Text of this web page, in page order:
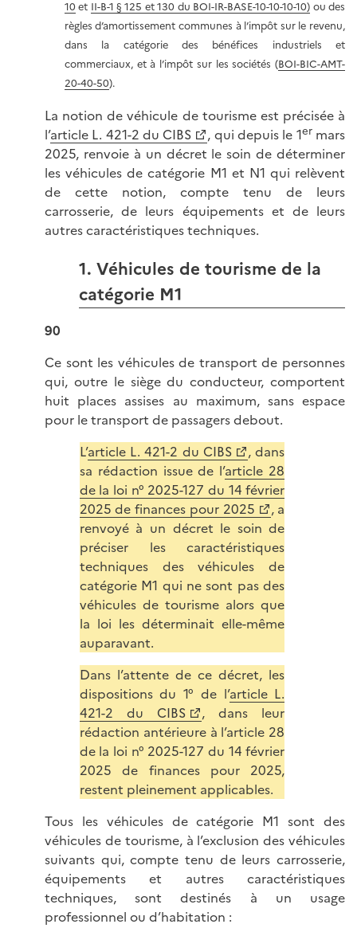
10et II-B-1 § 125 et 130 du BOI-IR-BASE-10-10-10-10) ou des
règles d’amortissement communes à l’impôt sur le revenu,
dans la catégorie des bénéfices industriels et
commerciaux, et à l’impôt sur les sociétés (BOI-BIC-AMT-
20-40-50).
La notion de véhicule de tourisme est précisée à
l’article L. 421-2 du CIBS , qui depuis le 1ermars
2025, renvoie à un décret le soin de déterminer
les véhicules de catégorie M1 et N1 qui relèvent
de cette notion, compte tenu de leurs
carrosserie, de leurs équipements et de leurs
autres caractéristiques techniques.
1. Véhicules de tourisme de la
catégorie M1
90
Ce sont les véhicules de transport de personnes
qui, outre le siège du conducteur, comportent
huit places assises au maximum, sans espace
pour le transport de passagers debout.
L’article L. 421-2 du CIBS
, dans
sa rédaction issue de l’article 28
de la loi n° 2025-127 du 14 février
2025 de finances pour 2025
, a
renvoyé à un décret le soin de
préciser les caractéristiques
techniques des véhicules de
catégorie M1 qui ne sont pas des
véhicules de tourisme alors que
la loi les déterminait elle-même
auparavant.
Dans l’attente de ce décret, les
dispositions du 1° de l’article L.
421-2 du CIBS
, dans leur
rédaction antérieure à l’article 28
de la loi n° 2025-127 du 14 février
2025 de finances pour 2025,
restent pleinement applicables.
Tous les véhicules de catégorie M1 sont des
véhicules de tourisme, à l’exclusion des véhicules
suivants qui, compte tenu de leurs carrosserie,
équipements et autres caractéristiques
techniques, sont destinés à un usage
professionnel ou d’habitation :